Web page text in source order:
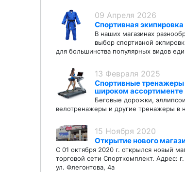
09 Апреля 2026
Спортивная
В наших магазинах
выбор спортивной
для большинства популярных видов
13 Февраля 2025
Спортивные тренажеры
широком ассортименте
Беговые дорожки,
велотренажеры и другие тренажеры в
15 Ноября 2020
Открытие нового
С 01 октября 2020 г. открылся новый
торговой сети Спорткомплект. Адрес:
ул. Флегонтова, 4а